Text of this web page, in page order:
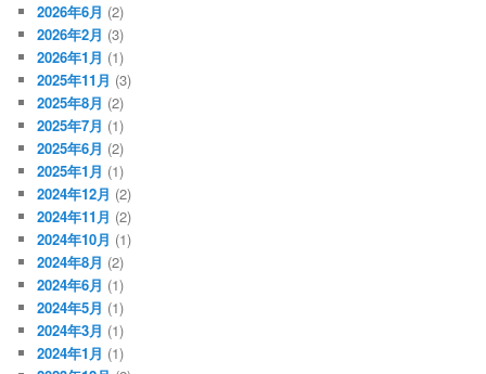
2026年6月 (2)
2026年2月 (3)
2026年1月 (1)
2025年11月 (3)
2025年8月 (2)
2025年7月 (1)
2025年6月 (2)
2025年1月 (1)
2024年12月 (2)
2024年11月 (2)
2024年10月 (1)
2024年8月 (2)
2024年6月 (1)
2024年5月 (1)
2024年3月 (1)
2024年1月 (1)